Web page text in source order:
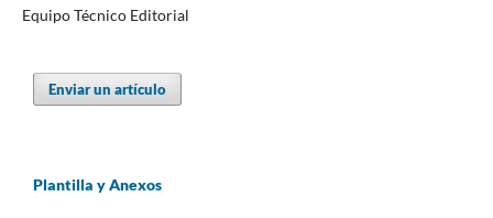
Equipo Técnico Editorial
Enviar un artículo
Plantilla y Anexos